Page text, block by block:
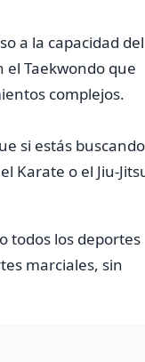
a la capacidad del
Taekwondo que
complejos.
si estás buscando
Karate o el Jiu-
todos los deportes
marciales, sin